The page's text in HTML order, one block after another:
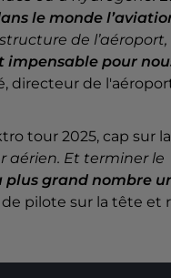
le monde
de l’aéroport,
impensable pour
directeur de
tour 2025, cap sur
aérien. Et terminer le
grand nombre
pilote sur la tête et